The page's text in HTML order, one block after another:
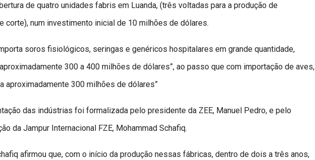
de quatro unidades fabris em Luanda, (três voltadas para a produção de
corte), num investimento inicial de 10 milhões de dólares.
soros fisiológicos, seringas e genéricos hospitalares em grande quantidade,
300 a 400 milhões de dólares”, ao passo que com importação de aves,
aproximadamente 300 milhões de dólares”
das indústrias foi formalizada pelo presidente da ZEE, Manuel Pedro, e pelo
da Jampur Internacional FZE, Mohammad Schafiq.
afirmou que, com o início da produção nessas fábricas, dentro de dois a três anos,